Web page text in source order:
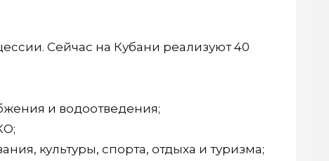
Сейчас на Кубани реализуют 40
и водоотведения;
культуры, спорта, отдыха и туризма;